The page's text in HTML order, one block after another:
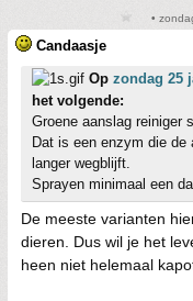
•
Candaasje
Op zondag 25
het volgende:
Groene aanslag reiniger
Dat is een enzym die
langer wegblijft.
Sprayen minimaal een
De meeste varianten
dieren. Dus wil je het
heen niet helemaal